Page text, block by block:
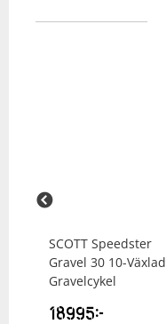
SCOTT Speedster
Gravel 30 10-Växlad
Gravelcykel
18995kr